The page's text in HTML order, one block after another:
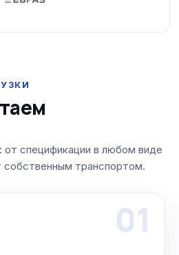
от спецификации в любом виде
собственным транспортом.
01